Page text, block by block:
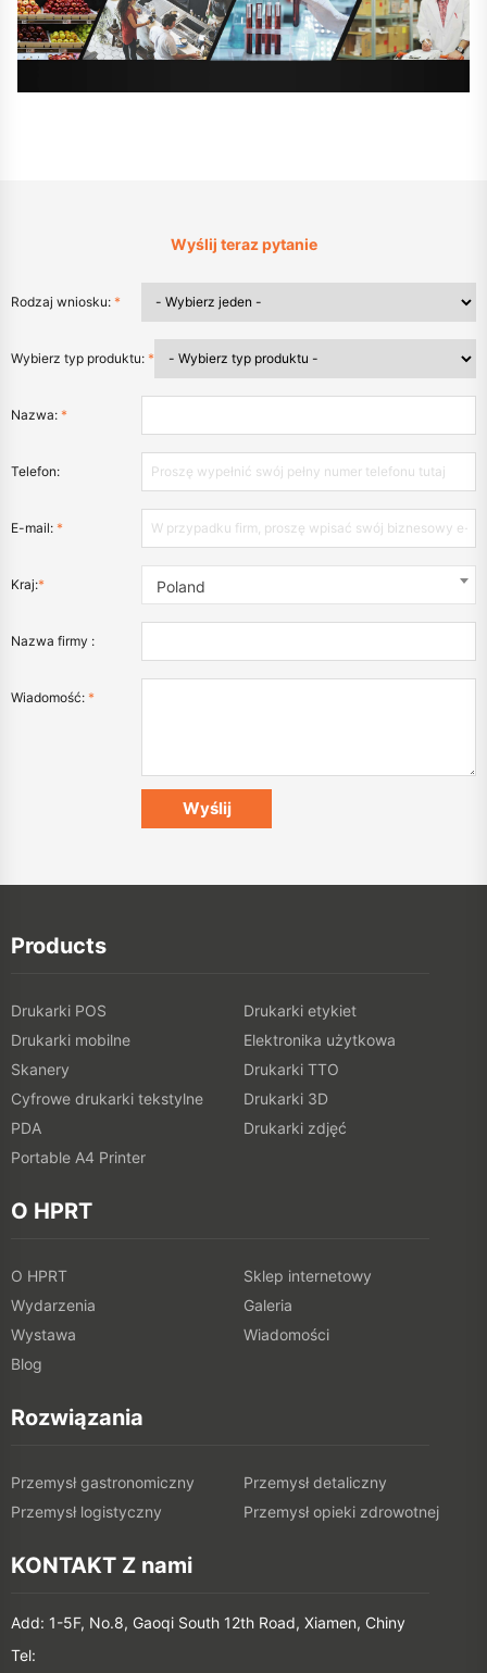
Wyślij teraz pytanie
Rodzaj wniosku: *
Wybierz typ produktu: *
Nazwa: *
Telefon:
E-mail: *
Kraj:* Poland
Nazwa firmy :
Wiadomość: *
Products
Drukarki POS
Drukarki etykiet
Drukarki mobilne
Elektronika użytkowa
Skanery
Drukarki TTO
Cyfrowe drukarki tekstylne
Drukarki 3D
PDA
Drukarki zdjęć
Portable A4 Printer
O HPRT
O HPRT
Sklep internetowy
Wydarzenia
Galeria
Wystawa
Wiadomości
Blog
Rozwiązania
Przemysł gastronomiczny
Przemysł detaliczny
Przemysł logistyczny
Przemysł opieki zdrowotnej
KONTAKT Z nami
Add: 1-5F, No.8, Gaoqi South 12th Road, Xiamen, Chiny
Tel: